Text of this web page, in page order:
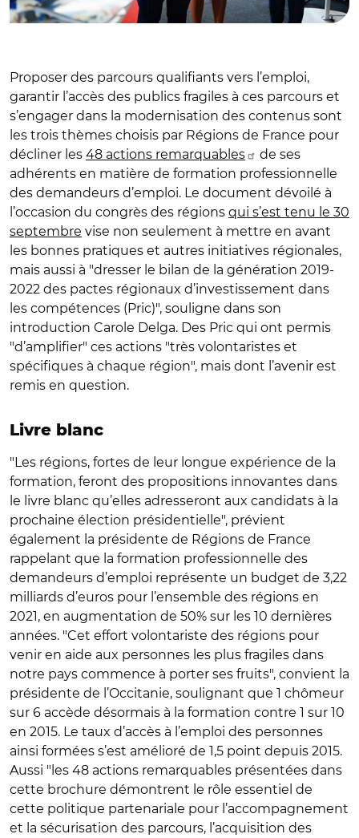
Proposer des parcours qualifiants vers l’emploi,
garantir l’accès des publics fragiles à ces parcours et
s’engager dans la modernisation des contenus sont
les trois thèmes choisis par Régions de France pour
décliner les 48 actions remarquables
de ses
adhérents en matière de formation professionnelle
des demandeurs d’emploi. Le document dévoilé à
l’occasion du congrès des régions qui s’est tenu le 30
septembre vise non seulement à mettre en avant
les bonnes pratiques et autres initiatives régionales,
mais aussi à "dresser le bilan de la génération 2019-
2022 des pactes régionaux d’investissement dans
les compétences (Pric)", souligne dans son
introduction Carole Delga. Des Pric qui ont permis
"d’amplifier" ces actions "très volontaristes et
spécifiques à chaque région", mais dont l’avenir est
remis en question.
Livre blanc
"Les régions, fortes de leur longue expérience de la
formation, feront des propositions innovantes dans
le livre blanc qu’elles adresseront aux candidats à la
prochaine élection présidentielle", prévient
également la présidente de Régions de France
rappelant que la formation professionnelle des
demandeurs d’emploi représente un budget de 3,22
milliards d’euros pour l’ensemble des régions en
2021, en augmentation de 50% sur les 10 dernières
années. "Cet effort volontariste des régions pour
venir en aide aux personnes les plus fragiles dans
notre pays commence à porter ses fruits", convient la
présidente de l’Occitanie, soulignant que 1 chômeur
sur 6 accède désormais à la formation contre 1 sur 10
en 2015. Le taux d’accès à l’emploi des personnes
ainsi formées s’est amélioré de 1,5 point depuis 2015.
Aussi "les 48 actions remarquables présentées dans
cette brochure démontrent le rôle essentiel de
cette politique partenariale pour l’accompagnement
et la sécurisation des parcours, l’acquisition des